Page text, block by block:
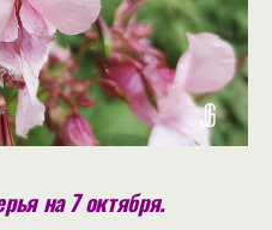
на 7 октября.